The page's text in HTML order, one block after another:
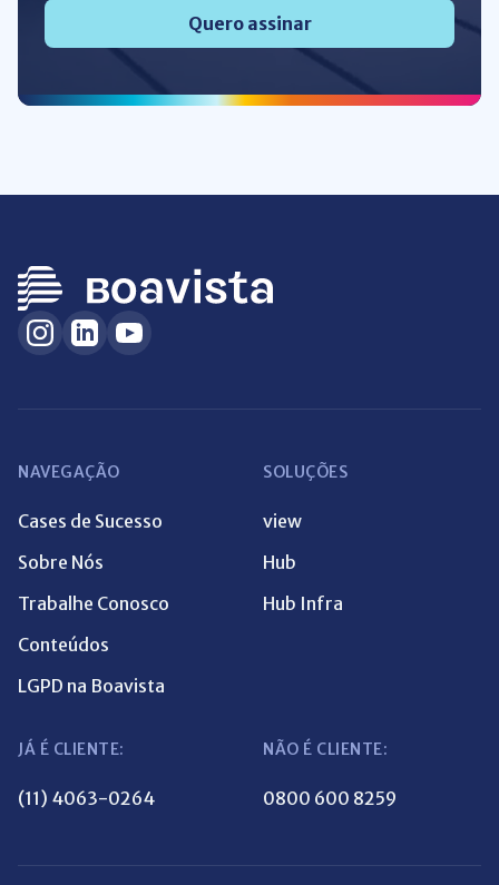
Quero assinar
NAVEGAÇÃO
Cases de Sucesso
Sobre Nós
Trabalhe Conosco
Conteúdos
LGPD na Boavista
SOLUÇÕES
view
Hub
Hub Infra
JÁ É CLIENTE:
(11) 4063-0264
NÃO É CLIENTE:
0800 600 8259